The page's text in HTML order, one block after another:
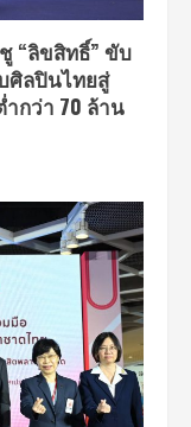
ชู “ลิขสิทธิ์” ขับ
ศิลปินไทยสู่
ำกว่า 70 ล้าน